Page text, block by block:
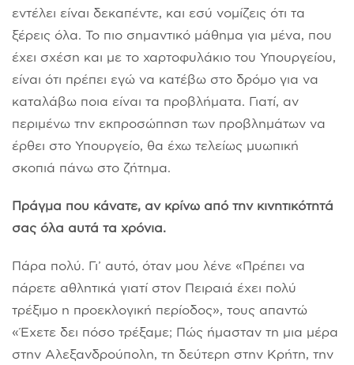
εντέλει είναι δεκαπέντε, και εσύ νομίζεις ότι τα
ξέρεις όλα. Το πιο σημαντικό μάθημα για μένα, που
έχει σχέση και με το χαρτοφυλάκιο του Υπουργείου,
είναι ότι πρέπει εγώ να κατέβω στο δρόμο για να
καταλάβω ποια είναι τα προβλήματα. Γιατί, αν
περιμένω την εκπροσώπηση των προβλημάτων να
έρθει στο Υπουργείο, θα έχω τελείως μυωπική
σκοπιά πάνω στο ζήτημα.
Πράγμα που κάνατε, αν κρίνω από την κινητικότητά
σας όλα αυτά τα χρόνια.
Πάρα πολύ. Γι’ αυτό, όταν μου λένε «Πρέπει να
πάρετε αθλητικά γιατί στον Πειραιά έχει πολύ
τρέξιμο η προεκλογική περίοδος», τους απαντώ
«Έχετε δει πόσο τρέξαμε; Πώς ήμασταν τη μια μέρα
στην Αλεξανδρούπολη, τη δεύτερη στην Κρήτη, την